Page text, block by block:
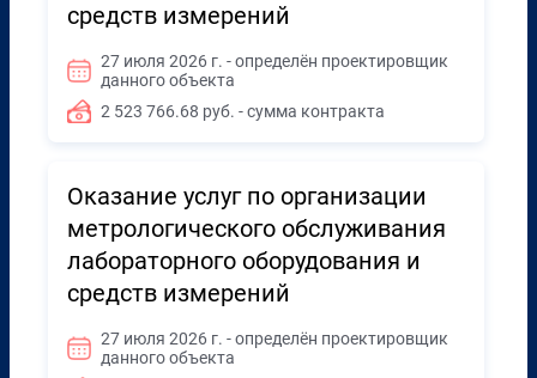
средств измерений
27 июля 2026 г. - определён проектировщик
данного объекта
2 523 766.68 руб. - сумма контракта
Оказание услуг по организации
метрологического обслуживания
лабораторного оборудования и
средств измерений
27 июля 2026 г. - определён проектировщик
данного объекта